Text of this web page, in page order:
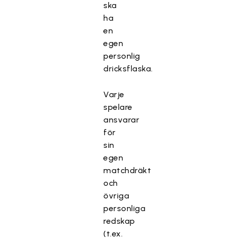
ska
ha
en
egen
personlig
dricksflaska.
Varje
spelare
ansvarar
för
sin
egen
matchdräkt
och
övriga
personliga
redskap
(t.ex.